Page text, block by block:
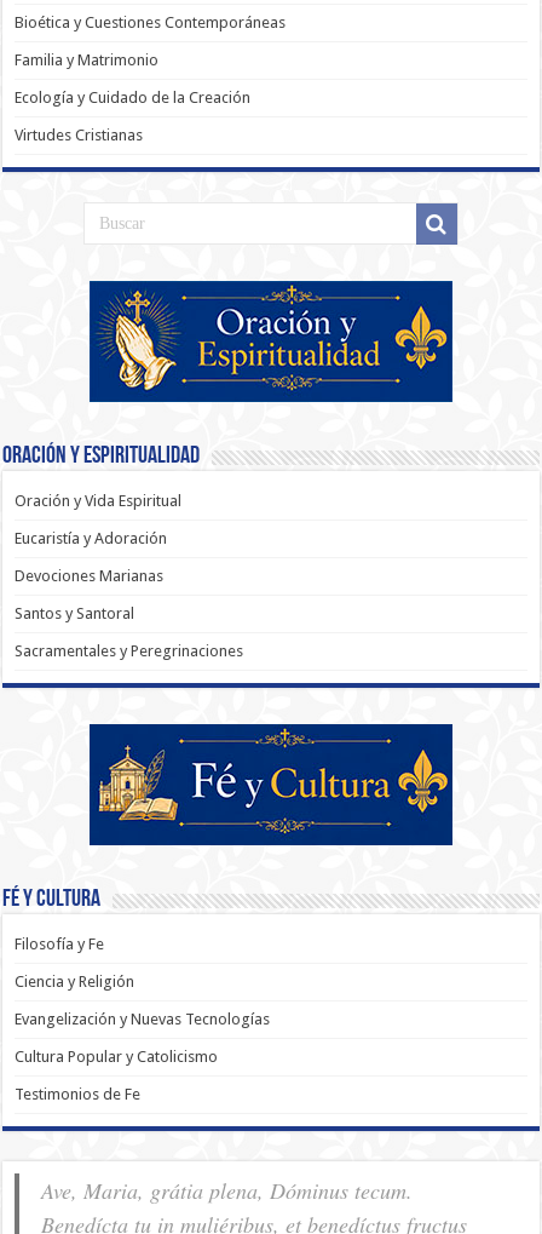
Bioética y Cuestiones Contemporáneas
Familia y Matrimonio
Ecología y Cuidado de la Creación
Virtudes Cristianas
Oración y Espiritualidad
Oración y Vida Espiritual
Eucaristía y Adoración
Devociones Marianas
Santos y Santoral
Sacramentales y Peregrinaciones
Fé y Cultura
Filosofía y Fe
Ciencia y Religión
Evangelización y Nuevas Tecnologías
Cultura Popular y Catolicismo
Testimonios de Fe
Ave, Maria, grátia plena, Dóminus tecum.
Benedícta tu in muliéribus, et benedíctus fructus